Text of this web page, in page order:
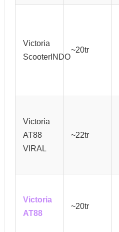
Victoria
ScooterINDO
~20tr
Victoria
AT88
VIRAL
~22tr
Victoria
AT88
~20tr